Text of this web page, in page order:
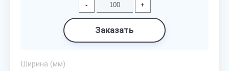
- +
Заказать
Ширина (мм)